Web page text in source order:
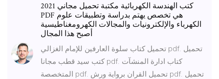
كتب الهندسة الكهربائية مكتبة تحميل مجاني 2021
PDF هي تخصص يهتم بدراسة وتطبيقات علوم
الكهرباء والإلكترونيات والمجالات الكهرومغناطيسية
تحميل كتاب سلوة العارفين للإمام الغزالي pdf. تحميل
كتب سيد قطب مجانا pdf. كتاب ادارة المنشآت
المتخصصة pdf. تحميل القران برواية ورش pdf. تحميل